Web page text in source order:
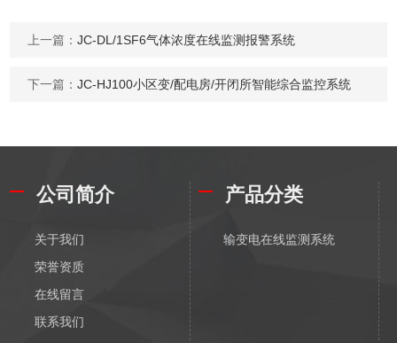
上一篇：JC-DL/1SF6气体浓度在线监测报警系统
下一篇：JC-HJ100小区变/配电房/开闭所智能综合监控系统
公司简介
关于我们
荣誉资质
在线留言
联系我们
产品分类
输变电在线监测系统